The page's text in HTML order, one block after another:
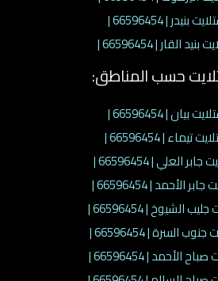
| 66596454 |
القار | 66596454 |
حسب المناطق:
بيان | 66596454 |
| 66596454 |
العلي | 66596454 |
الأحمد | 66596454 |
الشيوخ | 66596454 |
السرة | 66596454 |
الأحمد | 66596454 |